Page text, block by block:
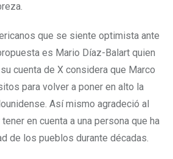
que se siente optimista ante
es Mario Díaz-Balart quien
cuenta de X considera que Marco
para volver a poner en alto la
Así mismo agradeció al
en cuenta a una persona que ha
de los pueblos durante décadas.